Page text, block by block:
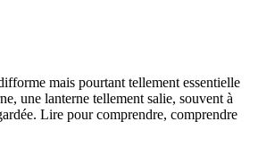
mais pourtant tellement essentielle
une lanterne tellement salie, souvent à
Lire pour comprendre, comprendre